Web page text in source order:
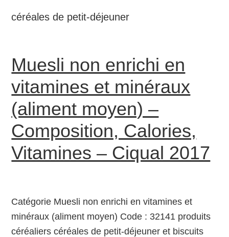
céréales de petit-déjeuner
Muesli non enrichi en
vitamines et minéraux
(aliment moyen) –
Composition, Calories,
Vitamines – Ciqual 2017
Catégorie Muesli non enrichi en vitamines et
minéraux (aliment moyen) Code : 32141 produits
céréaliers céréales de petit-déjeuner et biscuits